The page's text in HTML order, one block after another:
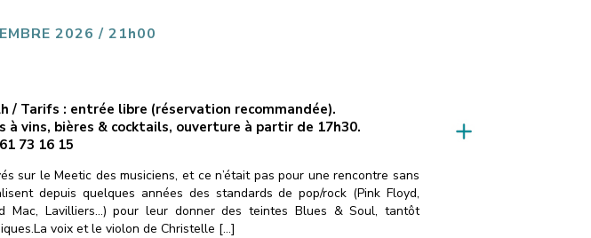
2026 / 21h00
/ Tarifs : entrée libre (réservation recommandée).
à vins, bières & cocktails, ouverture à partir de 17h30.
73 16 15
sur le Meetic des musiciens, et ce n’était pas pour une rencontre sans
depuis quelques années des standards de pop/rock (Pink Floyd,
Mac, Lavilliers…) pour leur donner des teintes Blues & Soul, tantôt
voix et le violon de Christelle […]